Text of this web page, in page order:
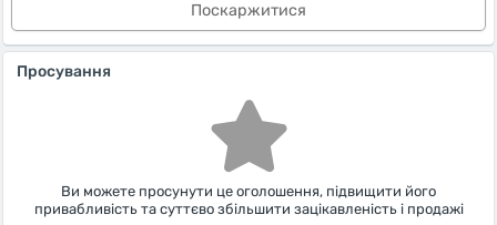
Поскаржитися
Просування
Ви можете просунути це оголошення, підвищити його
привабливість та суттєво збільшити зацікавленість і продажі